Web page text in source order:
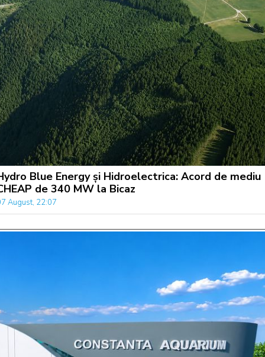
Blue Energy și Hidroelectrica: Acord de mediu
de 340 MW la Bicaz
August, 22:07